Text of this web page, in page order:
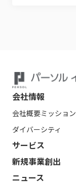
会社情報
会社概要ミッショ
ダイバーシティ
サービス
新規事業創出
ニュース